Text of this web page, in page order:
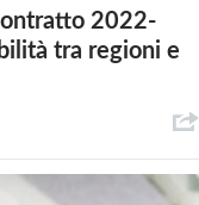
2022-
tra regioni e